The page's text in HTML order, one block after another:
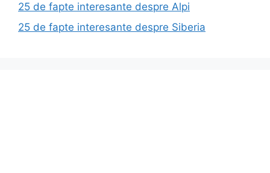
25 de fapte interesante despre Alpi
25 de fapte interesante despre Siberia